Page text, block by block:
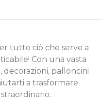
tutto ciò che serve a
Con una vasta
decorazioni, palloncini
a trasformare